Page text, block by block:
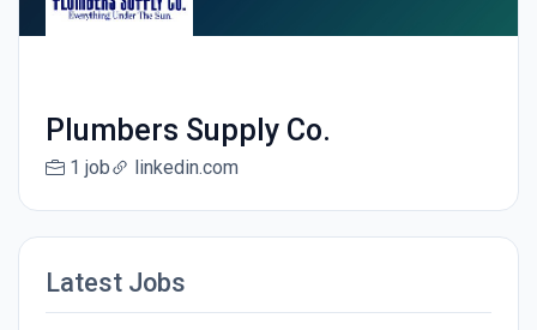
Plumbers Supply Co.
1 job linkedin.com
Latest Jobs